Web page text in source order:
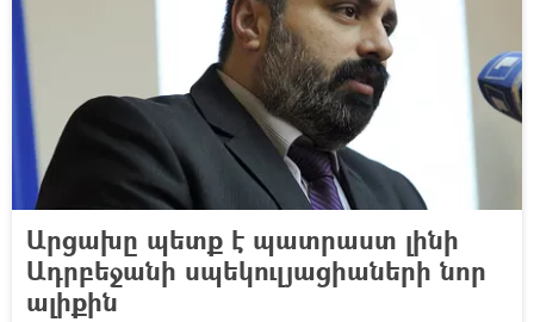
Արցախը պետք է պատրաստ լինի
Ադրբեջանի սպեկուլյացիաների նոր
ալիքին